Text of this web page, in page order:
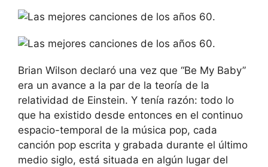
Brian Wilson declaró una vez que “Be My Baby”
era un avance a la par de la teoría de la
relatividad de Einstein. Y tenía razón: todo lo
que ha existido desde entonces en el continuo
espacio-temporal de la música pop, cada
canción pop escrita y grabada durante el último
medio siglo, está situada en algún lugar del